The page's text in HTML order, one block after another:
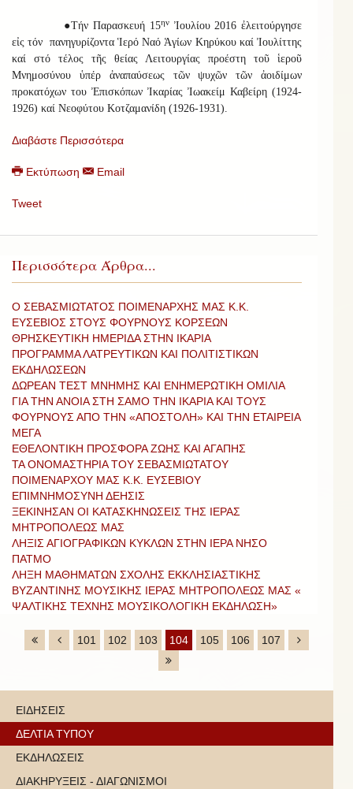
●Τήν Παρασκευή 15ηνἸουλίου 2016 ἐλειτούργησε
εἰς τόν πανηγυρίζοντα Ἱερό Ναό Ἁγίων Κηρύκου καί Ἰουλίττης
καί στό τέλος τῆς θείας Λειτουργίας προέστη τοῦ ἱεροῦ
Μνημοσύνου ὑπέρ ἀναπαύσεως τῶν ψυχῶν τῶν ἀοιδίμων
προκατόχων του Ἐπισκόπων Ἰκαρίας Ἰωακείμ Καβείρη (1924-
1926) καί Νεοφύτου Κοτζαμανίδη (1926-1931).
Διαβάστε Περισσότερα
Εκτύπωση Email
Tweet
Περισσότερα Άρθρα...
Ο ΣΕΒΑΣΜΙΩΤΑΤΟΣ ΠΟΙΜΕΝΑΡΧΗΣ ΜΑΣ Κ.Κ.
ΕΥΣΕΒΙΟΣ ΣΤΟΥΣ ΦΟΥΡΝΟΥΣ ΚΟΡΣΕΩΝ
ΘΡΗΣΚΕΥΤΙΚΗ ΗΜΕΡΙΔΑ ΣΤΗΝ ΙΚΑΡΙΑ
ΠΡΟΓΡΑΜΜΑ ΛΑΤΡΕΥΤΙΚΩΝ ΚΑΙ ΠΟΛΙΤΙΣΤΙΚΩΝ
ΕΚΔΗΛΩΣΕΩΝ
ΔΩΡΕΑΝ ΤΕΣΤ ΜΝΗΜΗΣ ΚΑΙ ΕΝΗΜΕΡΩΤΙΚΗ ΟΜΙΛΙΑ
ΓΙΑ ΤΗΝ ΑΝΟΙΑ ΣΤΗ ΣΑΜΟ ΤΗΝ ΙΚΑΡΙΑ ΚΑΙ ΤΟΥΣ
ΦΟΥΡΝΟΥΣ ΑΠΟ ΤΗΝ «ΑΠΟΣΤΟΛΗ» ΚΑΙ ΤΗΝ ΕΤΑΙΡΕΙΑ
ΜΕΓΑ
ΕΘΕΛΟΝΤΙΚΗ ΠΡΟΣΦΟΡΑ ΖΩΗΣ ΚΑΙ ΑΓΑΠΗΣ
ΤΑ ΟΝΟΜΑΣΤΗΡΙΑ ΤΟΥ ΣΕΒΑΣΜΙΩΤΑΤΟΥ
ΠΟΙΜΕΝΑΡΧΟΥ ΜΑΣ Κ.Κ. ΕΥΣΕΒΙΟΥ
ΕΠΙΜΝΗΜΟΣΥΝΗ ΔΕΗΣΙΣ
ΞΕΚΙΝΗΣΑΝ ΟΙ ΚΑΤΑΣΚΗΝΩΣΕΙΣ ΤΗΣ ΙΕΡΑΣ
ΜΗΤΡΟΠΟΛΕΩΣ ΜΑΣ
ΛΗΞΙΣ ΑΓΙΟΓΡΑΦΙΚΩΝ ΚΥΚΛΩΝ ΣΤΗΝ ΙΕΡΑ ΝΗΣΟ
ΠΑΤΜΟ
ΛΗΞΗ ΜΑΘΗΜΑΤΩΝ ΣΧΟΛΗΣ ΕΚΚΛΗΣΙΑΣΤΙΚΗΣ
ΒΥΖΑΝΤΙΝΗΣ ΜΟΥΣΙΚΗΣ ΙΕΡΑΣ ΜΗΤΡΟΠΟΛΕΩΣ ΜΑΣ «
ΨΑΛΤΙΚΗΣ ΤΕΧΝΗΣ ΜΟΥΣΙΚΟΛΟΓΙΚΗ ΕΚΔΗΛΩΣΗ»
101 102 103 104 105 106 107
ΕΙΔΗΣΕΙΣ
ΔΕΛΤΙΑ ΤΥΠΟΥ
ΕΚΔΗΛΩΣΕΙΣ
ΔΙΑΚΗΡΥΞΕΙΣ - ΔΙΑΓΩΝΙΣΜΟΙ